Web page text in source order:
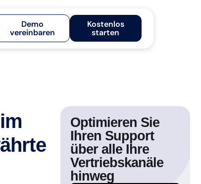
Demo
vereinbaren
Kostenlos
starten
Optimieren Sie
Ihren Support
über alle Ihre
Vertriebskanäle
hinweg